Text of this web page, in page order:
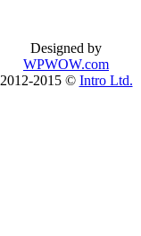
Designed by
WPWOW.com
2012-2015 © Intro Ltd.